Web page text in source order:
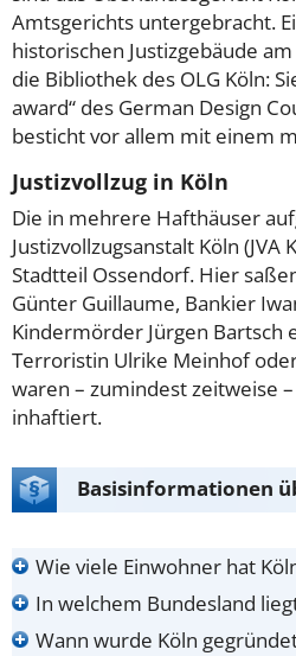
Amtsgerichts untergebracht.
historischen Justizgebäude
die Bibliothek des OLG Köln:
award“ des German Design
besticht vor allem mit einem
Justizvollzug in Köln
Die in mehrere Hafthäuser
Justizvollzugsanstalt Köln
Stadtteil Ossendorf. Hier
Günter Guillaume, Bankier
Kindermörder Jürgen Bartsch
Terroristin Ulrike Meinhof
waren – zumindest zeitweise –
inhaftiert.
Basisinformationen
Wie viele Einwohner hat
In welchem Bundesland
Wann wurde Köln